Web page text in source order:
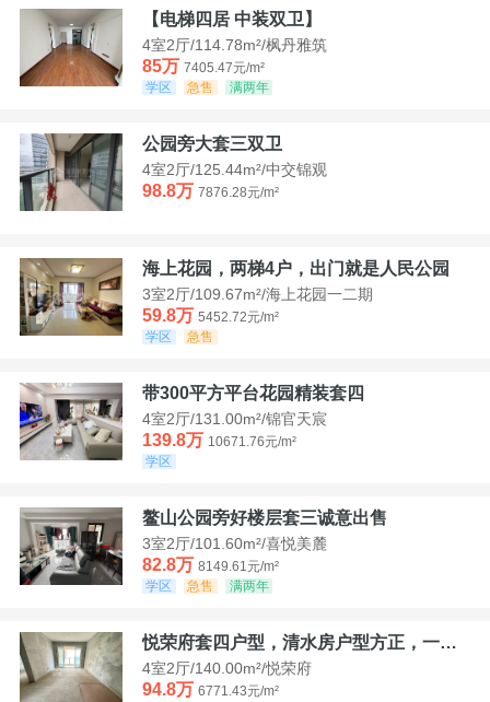
【电梯四居 中装双卫】
4室2厅/114.78m²/枫丹雅筑
85万 7405.47元/m²
学区
急售 满两年
公园旁大套三双卫
4室2厅/125.44m²/中交锦观
98.8万 7876.28元/m²
海上花园，两梯4户，出门就是人民公园
3室2厅/109.67m²/海上花园一二期
59.8万 5452.72元/m²
学区
急售
带300平方平台花园精装套四
4室2厅/131.00m²/锦官天宸
139.8万 10671.76元/m²
学区
鳌山公园旁好楼层套三诚意出售
3室2厅/101.60m²/喜悦美麓
82.8万 8149.61元/m²
学区
急售 满两年
悦荣府套四户型，清水房户型方正，一口价94，8
4室2厅/140.00m²/悦荣府
94.8万 6771.43元/m²